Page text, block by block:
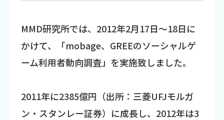
MMD研究所では、2012年2月17日～18日に
かけて、「mobage、GREEのソーシャルゲ
ーム利用者動向調査」を実施致しました。
2011年に2385億円（出所：三菱UFJモルガ
ン・スタンレー証券）に成長し、2012年は3